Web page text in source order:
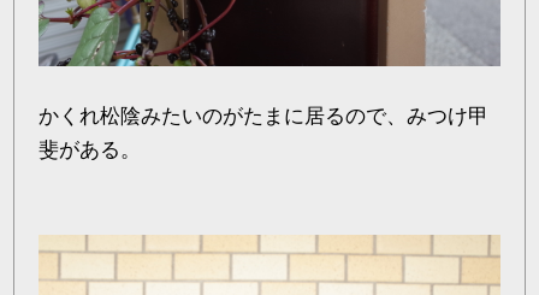
かくれ松陰みたいのがたまに居るので、みつけ甲
斐がある。